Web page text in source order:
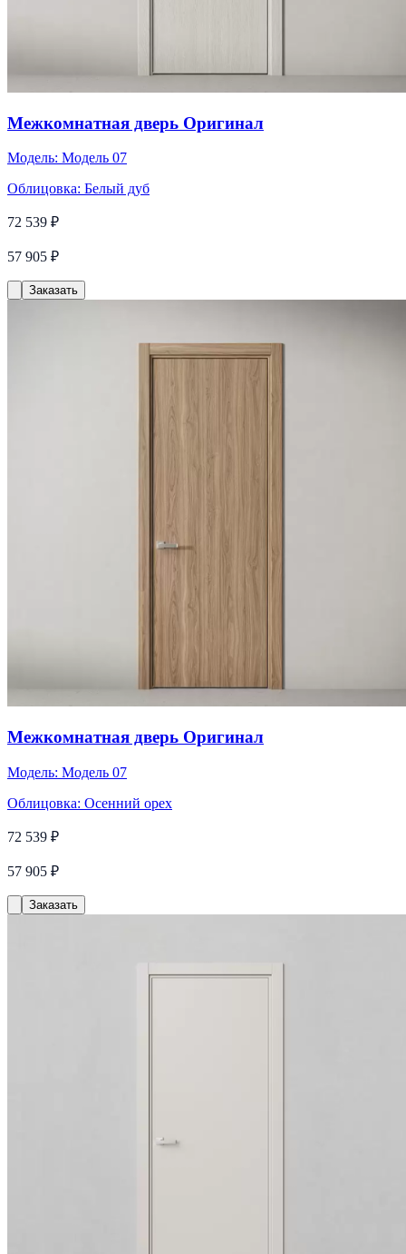
Межкомнатная дверь Оригинал
Модель: Модель 07
Облицовка: Белый дуб
72 539 ₽
57 905 ₽
Заказать
Межкомнатная дверь Оригинал
Модель: Модель 07
Облицовка: Осенний орех
72 539 ₽
57 905 ₽
Заказать